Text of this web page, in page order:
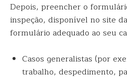
Depois, preencher o
inspeção, disponível no site
formulário adequado ao seu
Casos generalistas (por
trabalho, despedimento,